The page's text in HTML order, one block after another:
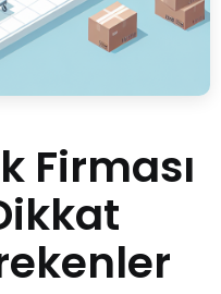
Firması